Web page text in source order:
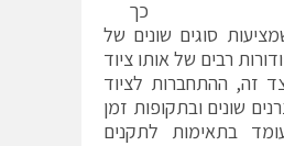
כך
סוגים שונים של
רבים של אותו ציוד
זה, ההתחברות לציוד
שונים ובתקופות זמן
בתאימות לתקנים